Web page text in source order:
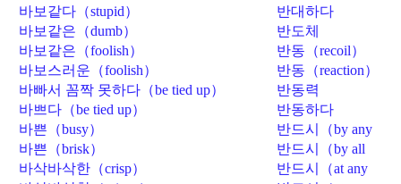
바보같다（stupid）
바보같은（dumb）
바보같은（foolish）
바보스러운（foolish）
바빠서 꼼짝 못하다（be tied up）
바쁘다（be tied up）
바쁜（busy）
바쁜（brisk）
바삭바삭한（crisp）
（oppose）
반대하다
（counter）
반도체
（semiconductor）
반동（recoil）
반동（reaction）
반동력
（reaction）
반동하다
（recoil）
반드시（by any
means）
반드시（by all
means）
반드시（at any